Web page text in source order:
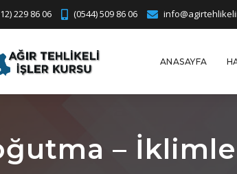
229 86 06 (0544) 509 86 06
ANASAYFA
–